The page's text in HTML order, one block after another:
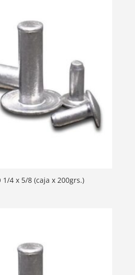
1/4 x 5/8 (caja x 200grs.)